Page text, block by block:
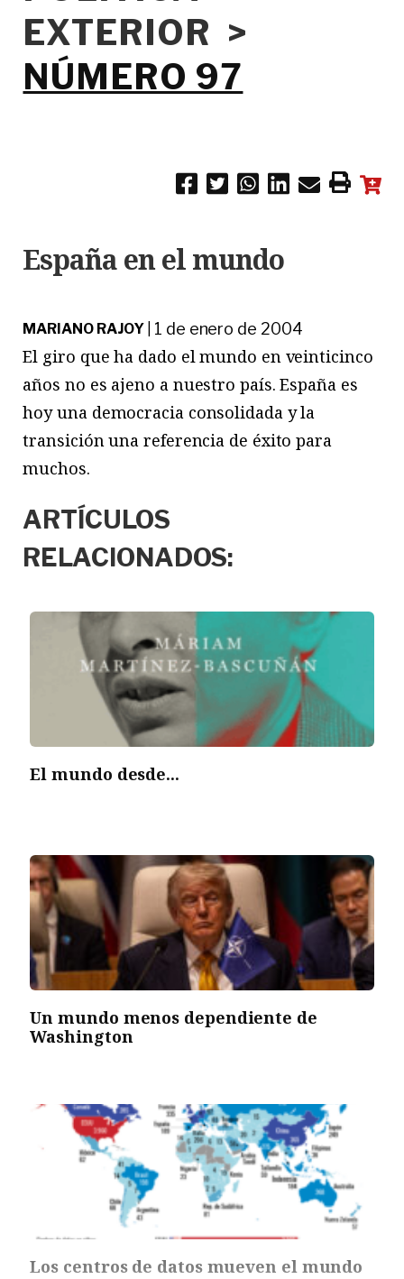
EXTERIOR >
NÚMERO 97
España en el mundo
MARIANO RAJOY 1 de enero de 2004
El giro que ha dado el mundo en veinticinco
años no es ajeno a nuestro país. España es
hoy una democracia consolidada y la
transición una referencia de éxito para
muchos.
ARTÍCULOS
RELACIONADOS:
El mundo desde...
Un mundo menos dependiente de
Washington
Los centros de datos mueven el mundo